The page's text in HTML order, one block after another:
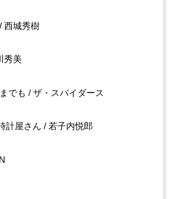
西城秀樹
秀美
でも / ザ・スパイダース
計屋さん / 若子内悦郎